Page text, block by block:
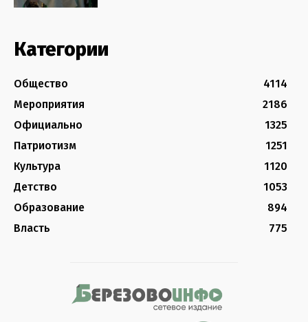
Категории
Общество
4114
Мероприятия
2186
Официально
1325
Патриотизм
1251
Культура
1120
Детство
1053
Образование
894
Власть
775